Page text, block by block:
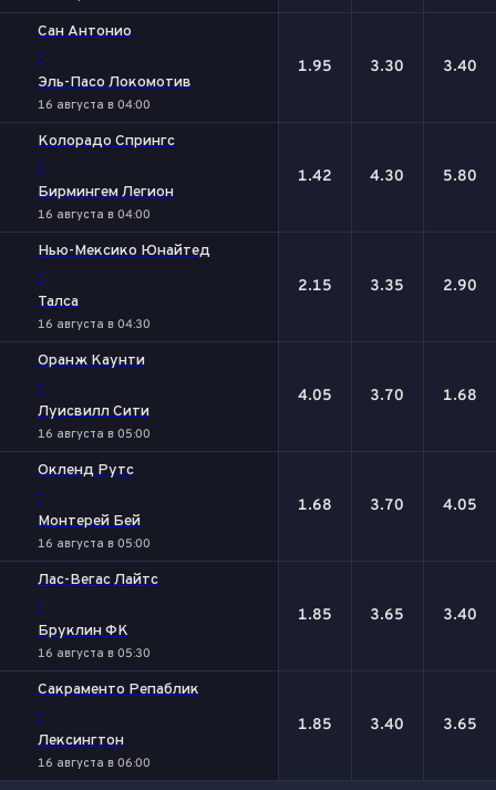
Сан Антонио
-
Эль-Пасо Локомотив
16 августа в 04:00
1.95 3.30 3.40
Колорадо Спрингс
-
Бирмингем Легион
16 августа в 04:00
1.42 4.30 5.80
Нью-Мексико Юнайтед
-
Талса
16 августа в 04:30
2.15 3.35 2.90
Оранж Каунти
-
Луисвилл Сити
16 августа в 05:00
4.05 3.70 1.68
Окленд Рутс
-
Монтерей Бей
16 августа в 05:00
1.68 3.70 4.05
Лас-Вегас Лайтс
-
Бруклин ФК
16 августа в 05:30
1.85 3.65 3.40
Сакраменто Репаблик
-
Лексингтон
16 августа в 06:00
1.85 3.40 3.65